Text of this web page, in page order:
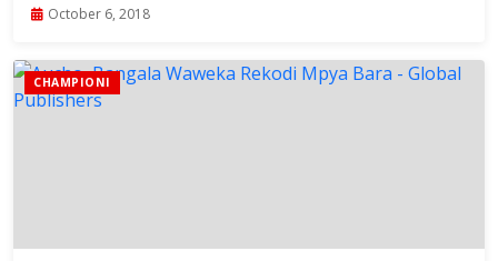
October 6, 2018
CHAMPIONI